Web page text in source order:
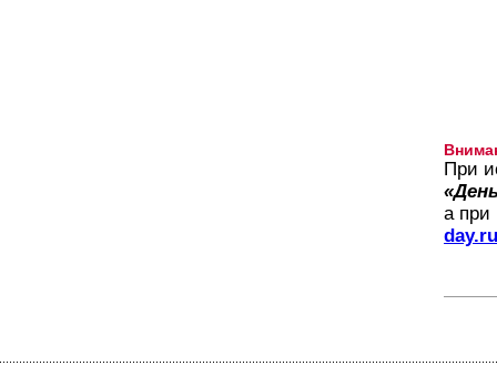
При
а при
day.ru